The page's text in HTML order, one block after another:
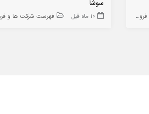
ها
سوشا
10 ماه قبل فهرست شرکت ها و فروشگاه